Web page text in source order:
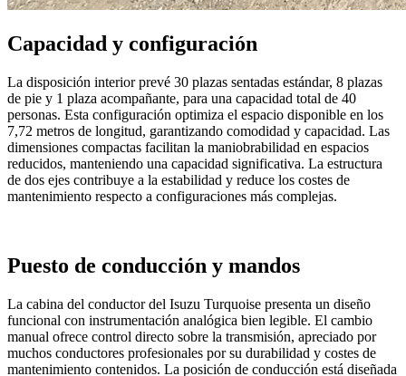
Capacidad y configuración
La disposición interior prevé 30 plazas sentadas estándar, 8 plazas
de pie y 1 plaza acompañante, para una capacidad total de 40
personas. Esta configuración optimiza el espacio disponible en los
7,72 metros de longitud, garantizando comodidad y capacidad. Las
dimensiones compactas facilitan la maniobrabilidad en espacios
reducidos, manteniendo una capacidad significativa. La estructura
de dos ejes contribuye a la estabilidad y reduce los costes de
mantenimiento respecto a configuraciones más complejas.
Puesto de conducción y mandos
La cabina del conductor del Isuzu Turquoise presenta un diseño
funcional con instrumentación analógica bien legible. El cambio
manual ofrece control directo sobre la transmisión, apreciado por
muchos conductores profesionales por su durabilidad y costes de
mantenimiento contenidos. La posición de conducción está diseñada